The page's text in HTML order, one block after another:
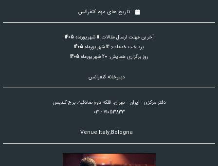
تاریخ های مهم کنفرانس
آخرین مهلت ارسال مقالات:11 شهریورماه1405
پرداخت خدمات: 12 شهریورماه 1405
روز برگزاری همایش: 20 شهریورماه 1405
دبیرخانه کنفرانس
دفتر مرکزی : ایران : تهران، فلکه دوم صادقیه، برج گلدیس
021 - 71053833
Venue:Italy,Bologna